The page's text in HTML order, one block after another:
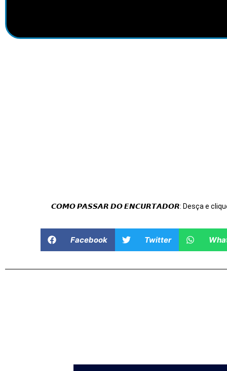
𝘾𝙊𝙈𝙊 𝙋𝘼𝙎𝙎𝘼𝙍 𝘿𝙊 𝙀𝙉𝘾𝙐𝙍𝙏𝘼𝘿𝙊𝙍: Desça e clique
Facebook Twitter